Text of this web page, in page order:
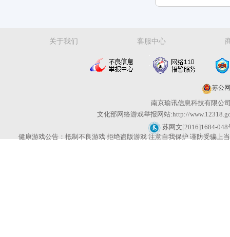
关于我们 客服中心
苏公
南京瑜讯信息科技有限公
文化部网络游戏举报网站:http://
苏网文[2016]1684-
健康游戏公告：抵制不良游戏 拒绝盗版游戏 注意自我保护 谨防受骗上